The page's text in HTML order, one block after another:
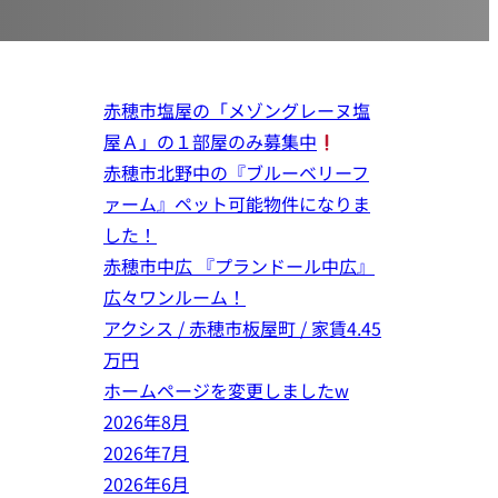
赤穂市塩屋の「メゾングレーヌ塩
屋Ａ」の１部屋のみ募集中
赤穂市北野中の『ブルーベリーフ
ァーム』ペット可能物件になりま
した！
赤穂市中広 『プランドール中広』
広々ワンルーム！
アクシス / 赤穂市板屋町 / 家賃4.45
万円
ホームページを変更しましたw
2026年8月
2026年7月
2026年6月